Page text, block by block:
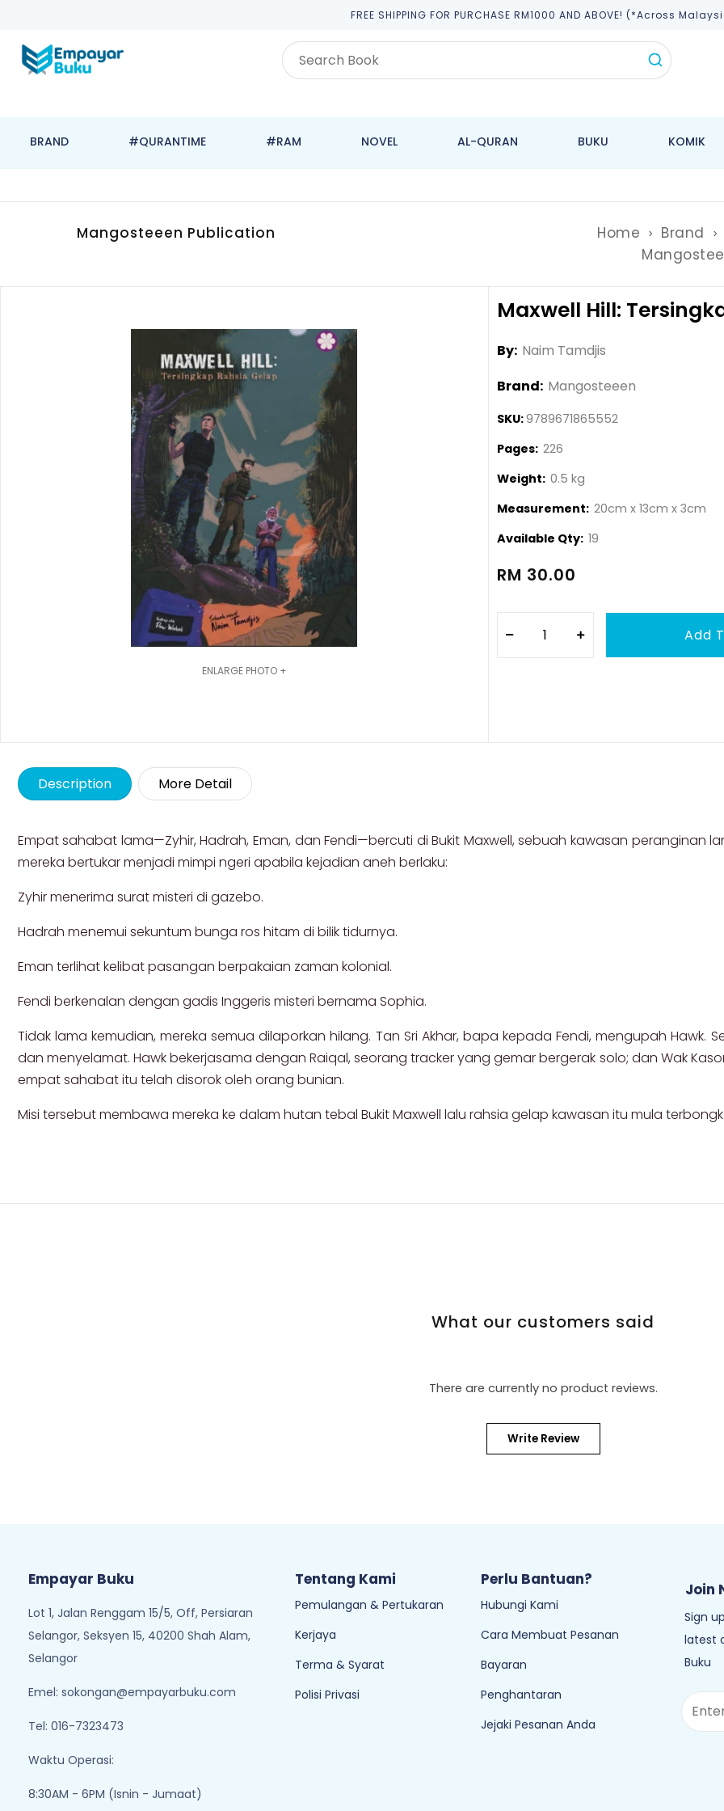
FREE SHIPPING FOR PURCHASE RM1000 AND ABOVE! (*across
BRAND #QURANTIME #RAM NOVEL AL-QURAN BUKU KOMIK
Mangosteeen Publication Home
Brand
ENLARGE PHOTO +
Maxwell Hill:
By: Naim Tamdjis
Brand: Mangosteeen
SKU:9789671865552
Pages: 226
Weight: 0.5 kg
Measurement: 20cm x 13cm x 3cm
Available Qty: 19
RM 30.00
Description More Detail
Empat sahabat lama—Zyhir, Hadrah, Eman, dan Fendi—bercuti di Bukit Maxwell, sebuah kawasan peranginan
mereka bertukar menjadi mimpi ngeri apabila kejadian aneh berlaku:
Zyhir menerima surat misteri di gazebo.
Hadrah menemui sekuntum bunga ros hitam di bilik tidurnya.
Eman terlihat kelibat pasangan berpakaian zaman kolonial.
Fendi berkenalan dengan gadis Inggeris misteri bernama Sophia.
Tidak lama kemudian, mereka semua dilaporkan hilang. Tan Sri Akhar, bapa kepada Fendi, mengupah
dan menyelamat. Hawk bekerjasama dengan Raiqal, seorang tracker yang gemar bergerak solo; dan Wak
empat sahabat itu telah disorok oleh orang bunian.
Misi tersebut membawa mereka ke dalam hutan tebal Bukit Maxwell lalu rahsia gelap kawasan itu mula
What our customers said
There are currently no product reviews.
Write Review
Empayar Buku
Lot 1, Jalan Renggam 15/5, Off, Persiaran
Selangor, Seksyen 15, 40200 Shah Alam,
Selangor
Emel: sokongan@empayarbuku.com
Tel: 016-7323473
Waktu Operasi:
8:30AM - 6PM (Isnin - Jumaat)
Tentang Kami
Pemulangan & Pertukaran
Kerjaya
Terma & Syarat
Polisi Privasi
Perlu Bantuan?
Hubungi Kami
Cara Membuat Pesanan
Bayaran
Penghantaran
Jejaki Pesanan Anda
Join
Sign
latest
Buku